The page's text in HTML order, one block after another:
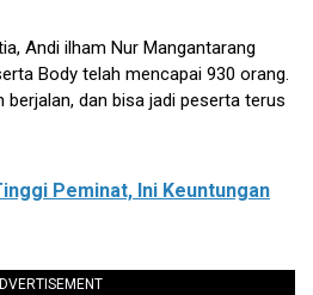
Andi ilham Nur Mangantarang
Body telah mencapai 930 orang.
berjalan, dan bisa jadi peserta terus
Peminat, Ini Keuntungan